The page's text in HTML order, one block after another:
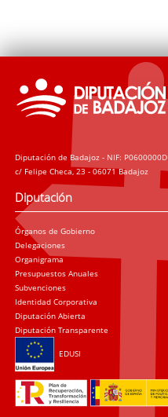
Diputación de Badajoz - NIF: P0600000D
c/ Felipe Checa, 23 - 06071 Badajoz
Diputación
Órganos de Gobierno
Delegaciones
Organigrama
Presupuestos Anuales
Subvenciones
Identidad Corporativa
Diputación Abierta
Diputación Transparente
EDUSI